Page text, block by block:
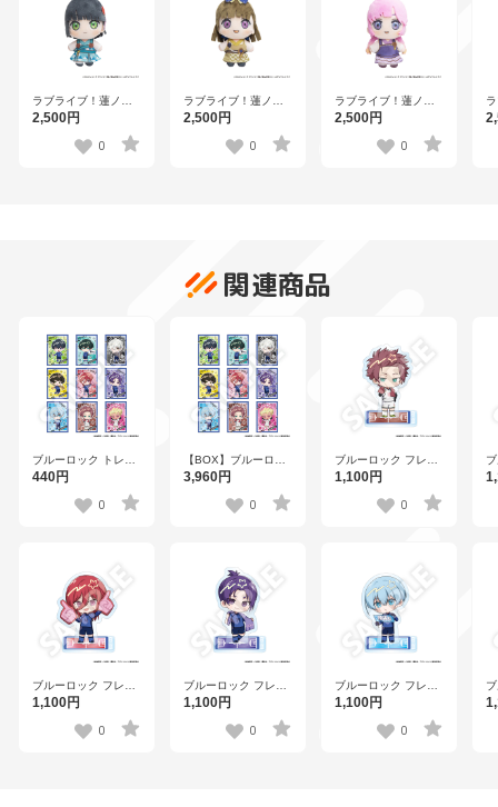
ラブライブ！蓮ノ空
女学院スクールアイ
ラボ第三弾 ぽけっこ
（ぬいぐるみマスコ
2,500円
0
ラブライブ！蓮ノ空
女学院スクールアイ
ラボ第三弾 ぽけっこ
（ぬいぐるみマスコ
2,500円
0
ラブライブ！蓮ノ空
女学院スクールアイ
ラボ第三弾 ぽけっこ
（ぬいぐるみマスコ
2,500円
0
関連商品
ブルーロック トレー
ディングフレフレン
440円
0
【BOX】ブルーロッ
ク トレーディングフ
ー Vol.2 全9種
3,960円
0
ブルーロック フレフ
レンズアクリルスタ
1,100円
0
ブルーロック フレフ
レンズアクリルスタ
1,100円
0
ブルーロック フレフ
レンズアクリルスタ
1,100円
0
ブルーロック フレフ
レンズアクリルスタ
1,100円
0